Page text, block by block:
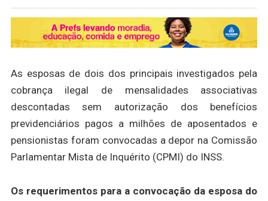
As esposas de dois dos principais investigados pela
cobrança ilegal de mensalidades associativas
descontadas sem autorização dos benefícios
previdenciários pagos a milhões de aposentados e
pensionistas foram convocadas a depor na Comissão
Parlamentar Mista de Inquérito (CPMI) do INSS.
Os requerimentos para a convocação da esposa do